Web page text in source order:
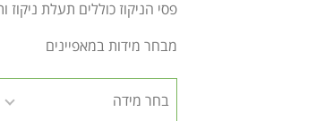
פסי הניקוז כוללים תעלת
מבחר מידות במאפיינים